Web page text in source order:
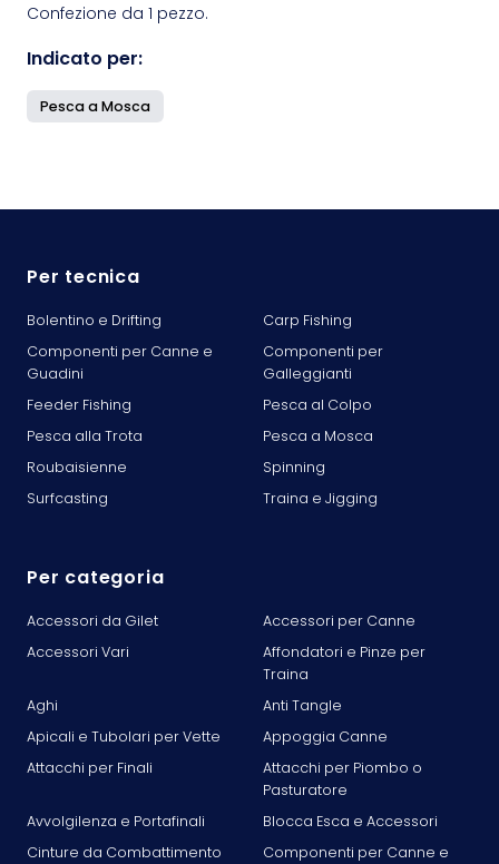
Confezione da 1 pezzo.
Indicato per:
Pesca a Mosca
Per tecnica
Bolentino e Drifting
Carp Fishing
Componenti per Canne e
Guadini
Componenti per
Galleggianti
Feeder Fishing
Pesca al Colpo
Pesca alla Trota
Pesca a Mosca
Roubaisienne
Spinning
Surfcasting
Traina e Jigging
Per categoria
Accessori da Gilet
Accessori per Canne
Accessori Vari
Affondatori e Pinze per
Traina
Aghi
Anti Tangle
Apicali e Tubolari per Vette
Appoggia Canne
Attacchi per Finali
Attacchi per Piombo o
Pasturatore
Avvolgilenza e Portafinali
Blocca Esca e Accessori
Cinture da Combattimento
Componenti per Canne e